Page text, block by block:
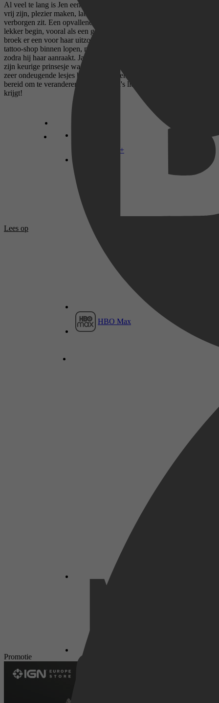
Disney+
HBO Max
Al veel te lang is Jen een net, gehoorzaam meisje geweest. Ze wil
vrij zijn, plezier maken, laten zien wat er onder dat keurige jurkje
verborgen zit. Een opvallende tattoo op haar borst is alvast een
lekker begin, vooral als een gespierde jongeman in loeistrakke leren
broek er een voor haar uitzoekt. Zach ziet een verlegen meisje zijn
tattoo-shop binnen lopen, maar voelt de hete meid die ze ook is
zodra hij haar aanraakt. Jammer dat haar vader als een pitbull over
zijn keurige prinsesje waakt, anders zou Zach haar meteen een paar
zeer ondeugende lesjes hebben gegeven. Toch is zelfs bad boy Zach
bereid om te veranderen, als hij pappa's lieve meisje maar te pakken
krijgt!
Lees op
Promotie